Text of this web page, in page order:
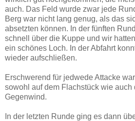
auch. Das Feld wurde zwar jede
Berg war nicht lang genug, als das
absetzten können. In der fünften
schnell über die Kuppe und wir
ein schönes Loch. In der Abfahrt
wieder aufschließen.
Erschwerend für jedwede Attacke
sowohl auf dem Flachstück wie auch
Gegenwind.
In der letzten Runde ging es dann